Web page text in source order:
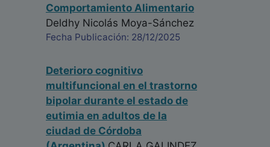
Comportamiento Alimentario
Deldhy Nicolás Moya-Sánchez
Fecha Publicación: 28/12/2025
Deterioro cognitivo
multifuncional en el trastorno
bipolar durante el estado de
eutimia en adultos de la
ciudad de Córdoba